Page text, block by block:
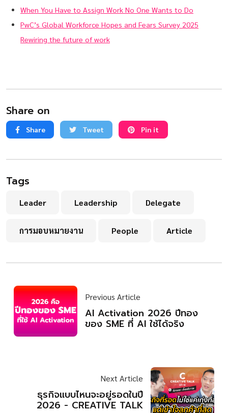
When You Have to Assign Work No One Wants to Do
PwC’s Global Workforce Hopes and Fears Survey 2025
Rewiring the future of work
Share on
Share Tweet Pin it
Tags
Leader Leadership Delegate
การมอบหมายงาน People Article
Previous Article
AI Activation 2026 ปีทอง
ของ SME ที่ AI ใช้ได้จริง
Next Article
ธุรกิจแบบไหนจะอยู่รอดในปี
2026 - CREATIVE TALK